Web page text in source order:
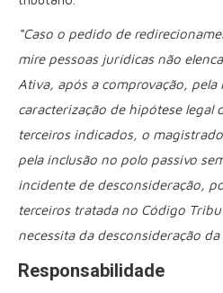
“Caso o pedido de
mire pessoas jurídicas não
Ativa, após a comprovação, pela
caracterização de hipótese legal
terceiros indicados, o
pela inclusão no polo passivo
incidente de desconsideração,
terceiros tratada no Código
necessita da desconsideração
Responsabilidade